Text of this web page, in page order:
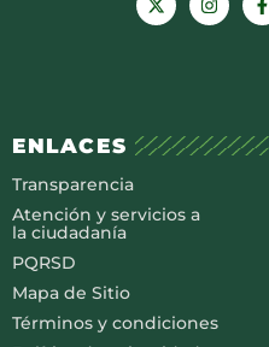
ENLACES
Transparencia
Atención y servicios a
la ciudadanía
PQRSD
Mapa de Sitio
Términos y condiciones